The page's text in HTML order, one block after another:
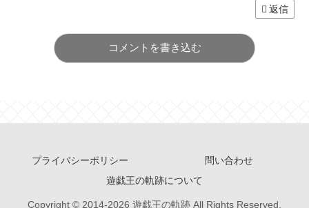
返信
コメントを書き込む
プライバシーポリシー
問い合わせ
遊戯王の軌跡について
Copyright © 2014-2026 遊戯王の軌跡 All Rights Reserved.